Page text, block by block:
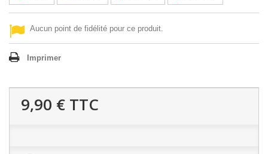
Aucun point de fidélité pour ce produit.
Imprimer
9,90 € TTC